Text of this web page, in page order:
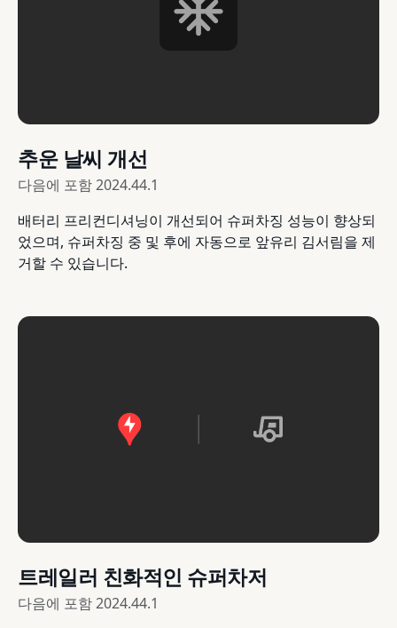
추운 날씨 개선
다음에 포함2024.44.1
배터리 프리컨디셔닝이 개선되어 슈퍼차징 성능이 향상되
었으며, 슈퍼차징 중 및 후에 자동으로 앞유리 김서림을 제
거할 수 있습니다.
트레일러 친화적인 슈퍼차저
다음에 포함2024.44.1